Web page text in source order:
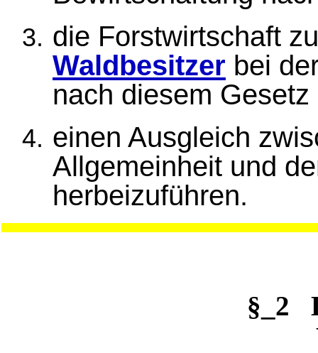
die Forstwirtschaft
Waldbesitzer bei
nach diesem
einen Ausgleich
Allgemeinheit und
herbeizuführen.
§_2